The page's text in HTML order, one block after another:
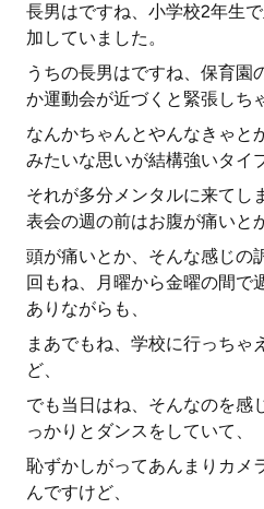
長男はですね、小学校2年生
加していました。
うちの長男はですね、保育園
か運動会が近づくと緊張しち
なんかちゃんとやんなきゃと
みたいな思いが結構強いタイ
それが多分メンタルに来てし
表会の週の前はお腹が痛いと
頭が痛いとか、そんな感じの
回もね、月曜から金曜の間で
ありながらも、
まあでもね、学校に行っちゃ
ど、
でも当日はね、そんなのを感
っかりとダンスをしていて、
恥ずかしがってあんまりカメ
んですけど、